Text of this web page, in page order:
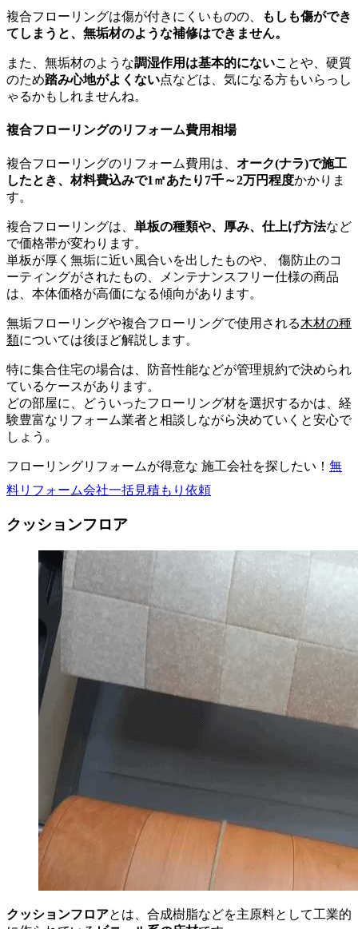
複合フローリングは傷が付きにくいものの、
もしも傷ができ
てしまうと、無垢材のような補修はできません。
また、無垢材のような調湿作用は基本的にないことや、硬質
のため踏み心地がよくない点などは、気になる方もいらっし
ゃるかもしれませんね。
複合フローリングのリフォーム費用相場
複合フローリングのリフォーム費用は、 オーク(ナラ)で施工
したとき、材料費込みで1㎡あたり7千～2万円程度かかりま
す。
複合フローリングは、 単板の種類や、厚み、仕上げ方法など
で価格帯が変わります。
単板が厚く無垢に近い風合いを出したものや、 傷防止のコ
ーティングがされたもの、メンテナンスフリー仕様の商品
は、本体価格が高価になる傾向があります。
無垢フローリングや複合フローリングで使用される木材の種
類については後ほど解説します。
特に集合住宅の場合は、防音性能などが管理規約で決められ
ているケースがあります。
どの部屋に、どういったフローリング材を選択するかは、経
験豊富なリフォーム業者と相談しながら決めていくと安心で
しょう。
フローリングリフォームが得意な 施工会社を探したい！ 無
料リフォーム会社一括見積もり依頼
クッションフロア
クッションフロアとは、合成樹脂などを主原料として工業的